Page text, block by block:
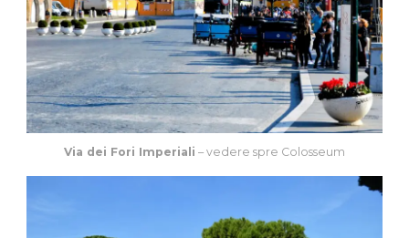
Via dei Fori Imperiali – vedere spre Colosseum